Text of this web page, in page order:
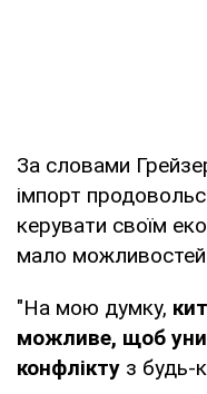
За словами
імпорт
керувати своїм
мало
"На мою думку,
можливе, щоб
конфлікту з будь-